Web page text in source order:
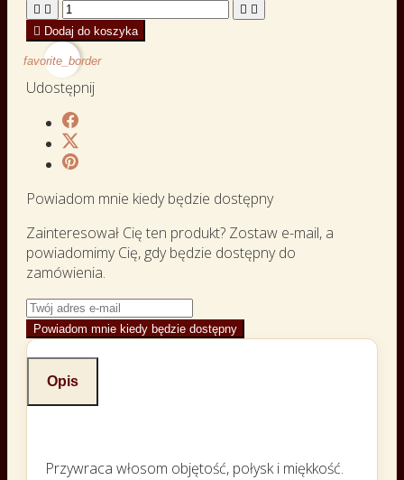
   
 Dodaj do koszyka
favorite_border
Udostępnij
Powiadom mnie kiedy będzie dostępny
Zainteresował Cię ten produkt? Zostaw e-mail, a
powiadomimy Cię, gdy będzie dostępny do
zamówienia.
Powiadom mnie kiedy będzie dostępny
Opis
Przywraca włosom objętość, połysk i miękkość.